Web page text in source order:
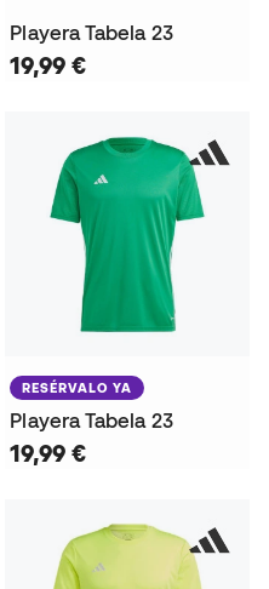
Playera Tabela 23
19,99 €
RESÉRVALO YA
Playera Tabela 23
19,99 €